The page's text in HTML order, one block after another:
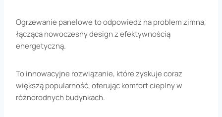
Ogrzewanie panelowe to odpowiedź na problem zimna,
łącząca nowoczesny design z efektywnością
energetyczną.
To innowacyjne rozwiązanie, które zyskuje coraz
większą popularność, oferując komfort cieplny w
różnorodnych budynkach.